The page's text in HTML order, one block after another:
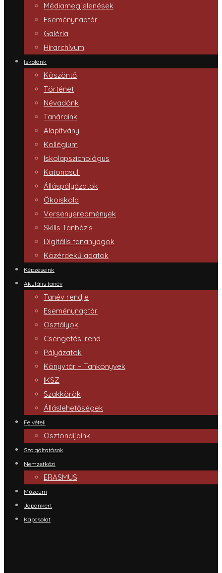
Médiamegjelenések
Eseménynaptár
Galéria
Hírarchívum
Iskolánk
Köszöntő
Történet
Névadónk
Tanáraink
Alapítvány
Kollégium
Iskolapszichológus
Katonasuli
Álláspályázatok
Ökoiskola
Versenyeredmények
Skills Tanbázis
Digitális tananyagok
Közérdekű adatok
Képzéseink
Akutális tanév
Tanév rendje
Eseménynaptár
Osztályok
Csengetési rend
Pályázatok
Könyvtár – Tankönyvek
IKSZ
Szakkörök
Álláslehetőségek
Felvételi
Ösztöndíjaink
Szolgáltatások
Nemzetközi
ERASMUS
Múzeum
Japánkert
Kapcsolat